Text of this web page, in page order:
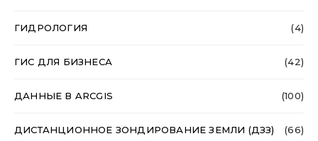
ГИДРОЛОГИЯ (4)
ГИС ДЛЯ БИЗНЕСА (42)
ДАННЫЕ В ARCGIS (100)
ДИСТАНЦИОННОЕ ЗОНДИРОВАНИЕ ЗЕМЛИ (ДЗЗ) (66)